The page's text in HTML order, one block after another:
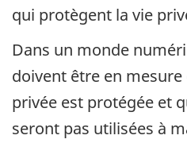
qui protègent la vie
Dans un monde
doivent être en
privée est protégée et
seront pas utilisées à